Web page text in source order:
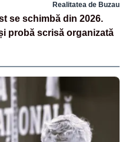
Realitatea de Buzau
se schimbă din 2026.
probă scrisă organizată